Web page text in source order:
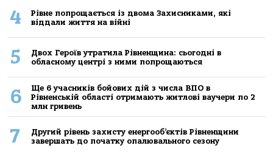
4
Рівне попрощається із двома Захисниками, які
віддали життя на війні
5
Двох Героїв утратила Рівненщина: сьогодні в
обласному центрі з ними попрощаються
6
Ще 6 учасників бойових дій з числа ВПО в
Рівненській області отримають житлові ваучери по 2
млн гривень
7
Другий рівень захисту енергооб’єктів Рівненщини
завершать до початку опалювального сезону